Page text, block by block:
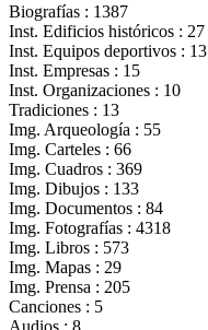
Biografías : 1387
Inst. Edificios históricos : 27
Inst. Equipos deportivos : 13
Inst. Empresas : 15
Inst. Organizaciones : 10
Tradiciones : 13
Img. Arqueología : 55
Img. Carteles : 66
Img. Cuadros : 369
Img. Dibujos : 133
Img. Documentos : 84
Img. Fotografías : 4318
Img. Libros : 573
Img. Mapas : 29
Img. Prensa : 205
Canciones : 5
Audios : 8